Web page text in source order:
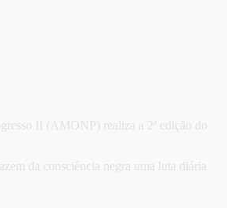
II (AMONP) realiza a 2ª edição do
da consciência negra uma luta diária